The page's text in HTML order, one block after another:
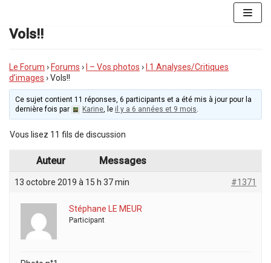
au
contenu
Vols!!
Le Forum › Forums › I – Vos photos ›
I.1 Analyses/Critiques
d’images ›Vols!!
Ce sujet contient 11 réponses, 6 participants et a été mis à jour pour la
dernière fois par
Karine, le il y a 6 années et 9 mois.
Vous lisez 11 fils de discussion
Auteur Messages
13 octobre 2019 à 15 h 37 min #1371
Stéphane LE MEUR
Participant